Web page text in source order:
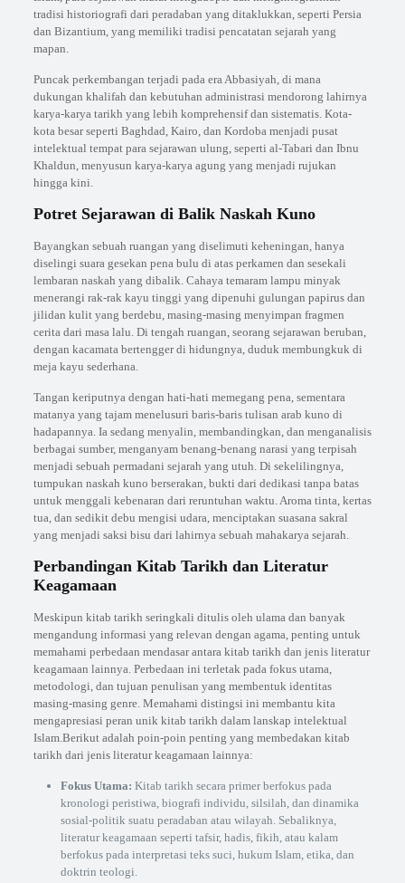
tradisi historiografi dari peradaban yang ditaklukkan, seperti Persia
dan Bizantium, yang memiliki tradisi pencatatan sejarah yang
mapan.
Puncak perkembangan terjadi pada era Abbasiyah, di mana
dukungan khalifah dan kebutuhan administrasi mendorong lahirnya
karya-karya tarikh yang lebih komprehensif dan sistematis. Kota-
kota besar seperti Baghdad, Kairo, dan Kordoba menjadi pusat
intelektual tempat para sejarawan ulung, seperti al-Tabari dan Ibnu
Khaldun, menyusun karya-karya agung yang menjadi rujukan
hingga kini.
Potret Sejarawan di Balik Naskah Kuno
Bayangkan sebuah ruangan yang diselimuti keheningan, hanya
diselingi suara gesekan pena bulu di atas perkamen dan sesekali
lembaran naskah yang dibalik. Cahaya temaram lampu minyak
menerangi rak-rak kayu tinggi yang dipenuhi gulungan papirus dan
jilidan kulit yang berdebu, masing-masing menyimpan fragmen
cerita dari masa lalu. Di tengah ruangan, seorang sejarawan beruban,
dengan kacamata bertengger di hidungnya, duduk membungkuk di
meja kayu sederhana.
Tangan keriputnya dengan hati-hati memegang pena, sementara
matanya yang tajam menelusuri baris-baris tulisan arab kuno di
hadapannya. Ia sedang menyalin, membandingkan, dan menganalisis
berbagai sumber, menganyam benang-benang narasi yang terpisah
menjadi sebuah permadani sejarah yang utuh. Di sekelilingnya,
tumpukan naskah kuno berserakan, bukti dari dedikasi tanpa batas
untuk menggali kebenaran dari reruntuhan waktu. Aroma tinta, kertas
tua, dan sedikit debu mengisi udara, menciptakan suasana sakral
yang menjadi saksi bisu dari lahirnya sebuah mahakarya sejarah.
Perbandingan Kitab Tarikh dan Literatur
Keagamaan
Meskipun kitab tarikh seringkali ditulis oleh ulama dan banyak
mengandung informasi yang relevan dengan agama, penting untuk
memahami perbedaan mendasar antara kitab tarikh dan jenis literatur
keagamaan lainnya. Perbedaan ini terletak pada fokus utama,
metodologi, dan tujuan penulisan yang membentuk identitas
masing-masing genre. Memahami distingsi ini membantu kita
mengapresiasi peran unik kitab tarikh dalam lanskap intelektual
Islam.Berikut adalah poin-poin penting yang membedakan kitab
tarikh dari jenis literatur keagamaan lainnya:
Fokus Utama: Kitab tarikh secara primer berfokus pada
kronologi peristiwa, biografi individu, silsilah, dan dinamika
sosial-politik suatu peradaban atau wilayah. Sebaliknya,
literatur keagamaan seperti tafsir, hadis, fikih, atau kalam
berfokus pada interpretasi teks suci, hukum Islam, etika, dan
doktrin teologi.